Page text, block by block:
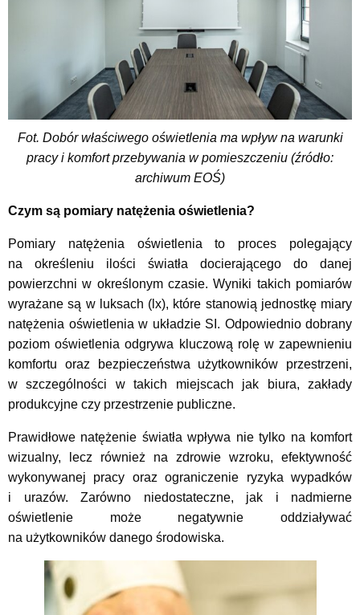
Fot. Dobór właściwego oświetlenia ma wpływ na warunki
pracy i komfort przebywania w pomieszczeniu (źródło:
archiwum EOŚ)
Czym są pomiary natężenia oświetlenia?
Pomiary natężenia oświetlenia to proces polegający
na określeniu ilości światła docierającego do danej
powierzchni w określonym czasie. Wyniki takich pomiarów
wyrażane są w luksach (lx), które stanowią jednostkę miary
natężenia oświetlenia w układzie SI. Odpowiednio dobrany
poziom oświetlenia odgrywa kluczową rolę w zapewnieniu
komfortu oraz bezpieczeństwa użytkowników przestrzeni,
w szczególności w takich miejscach jak biura, zakłady
produkcyjne czy przestrzenie publiczne.
Prawidłowe natężenie światła wpływa nie tylko na komfort
wizualny, lecz również na zdrowie wzroku, efektywność
wykonywanej pracy oraz ograniczenie ryzyka wypadków
i urazów. Zarówno niedostateczne, jak i nadmierne
oświetlenie może negatywnie oddziaływać
na użytkowników danego środowiska.